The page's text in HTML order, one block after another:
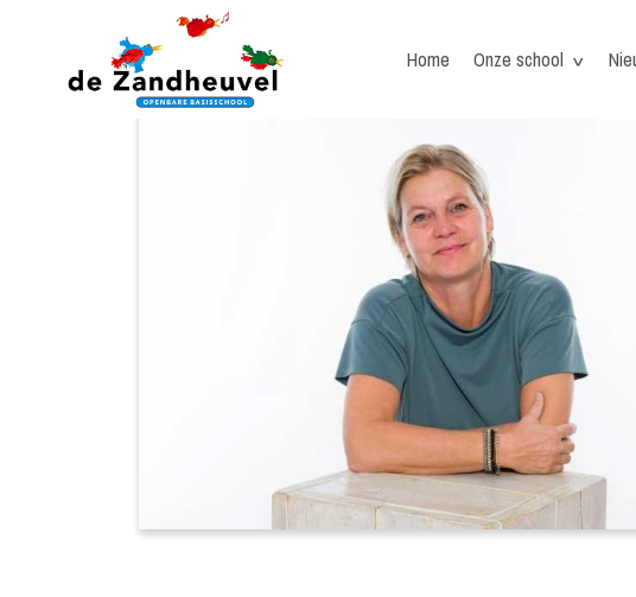
Home Onze school